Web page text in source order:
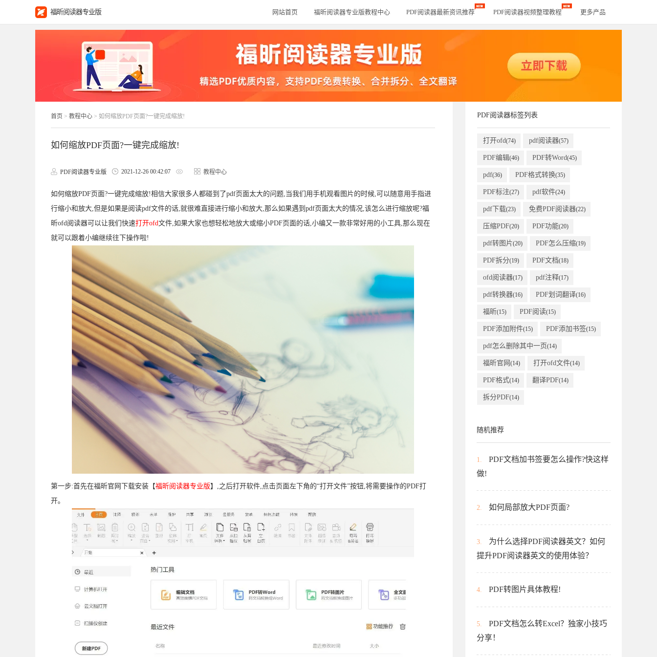
福昕阅读器专业版 网站首页 福昕阅读器专业版教程中心 PDF阅读器最新资讯推荐 PDF阅读器视频整理教程 更多产品
首页 > 教程中心 > 如何缩放PDF页面?一键完成缩放!
如何缩放PDF页面?一键完成缩放!
PDF阅读器专业版 2021-12-26 00:42:07 教程中心
如何缩放PDF页面?一键完成缩放!相信大家很多人都碰到了pdf页面太大的问题,当我们用手机观看图片的时候,可以随意用手指进
行缩小和放大,但是如果是阅读pdf文件的话,就很难直接进行缩小和放大,那么如果遇到pdf页面太大的情况,该怎么进行缩放呢?福
昕ofd阅读器可以让我们快速打开ofd文件,如果大家也想轻松地放大或缩小PDF页面的话,小编又一款非常好用的小工具,那么现在
就可以跟着小编继续往下操作啦!
第一步:首先在福昕官网下载安装【福昕阅读器专业版】,之后打开软件,点击页面左下角的“打开文件”按钮,将需要操作的PDF打
开｡
PDF阅读器标签列表
打开ofd(74) pdf阅读器(57)
PDF编辑(46) PDF转Word(45)
pdf(36) PDF格式转换(35)
PDF标注(27) pdf软件(24)
pdf下载(23) 免费PDF阅读器(22)
压缩PDF(20) PDF功能(20)
pdf转图片(20) PDF怎么压缩(19)
PDF拆分(19) PDF文档(18)
ofd阅读器(17) pdf注释(17)
pdf转换器(16) PDF划词翻译(16)
福昕(15) PDF阅读(15)
PDF添加附件(15) PDF添加书签(15)
pdf怎么删除其中一页(14)
福昕官网 (14) 打开ofd文件(14)
PDF格式(14) 翻译PDF(14)
拆分PDF(14)
随机推荐
1.
PDF文档加书签要怎么操作?快这样
做!
2. 如何局部放大PDF页面?
3.
为什么选择PDF阅读器英文？如何
提升PDF阅读器英文的使用体验？
4. PDF转图片具体教程!
5.
PDF文档怎么转Excel？独家小技巧
分享！